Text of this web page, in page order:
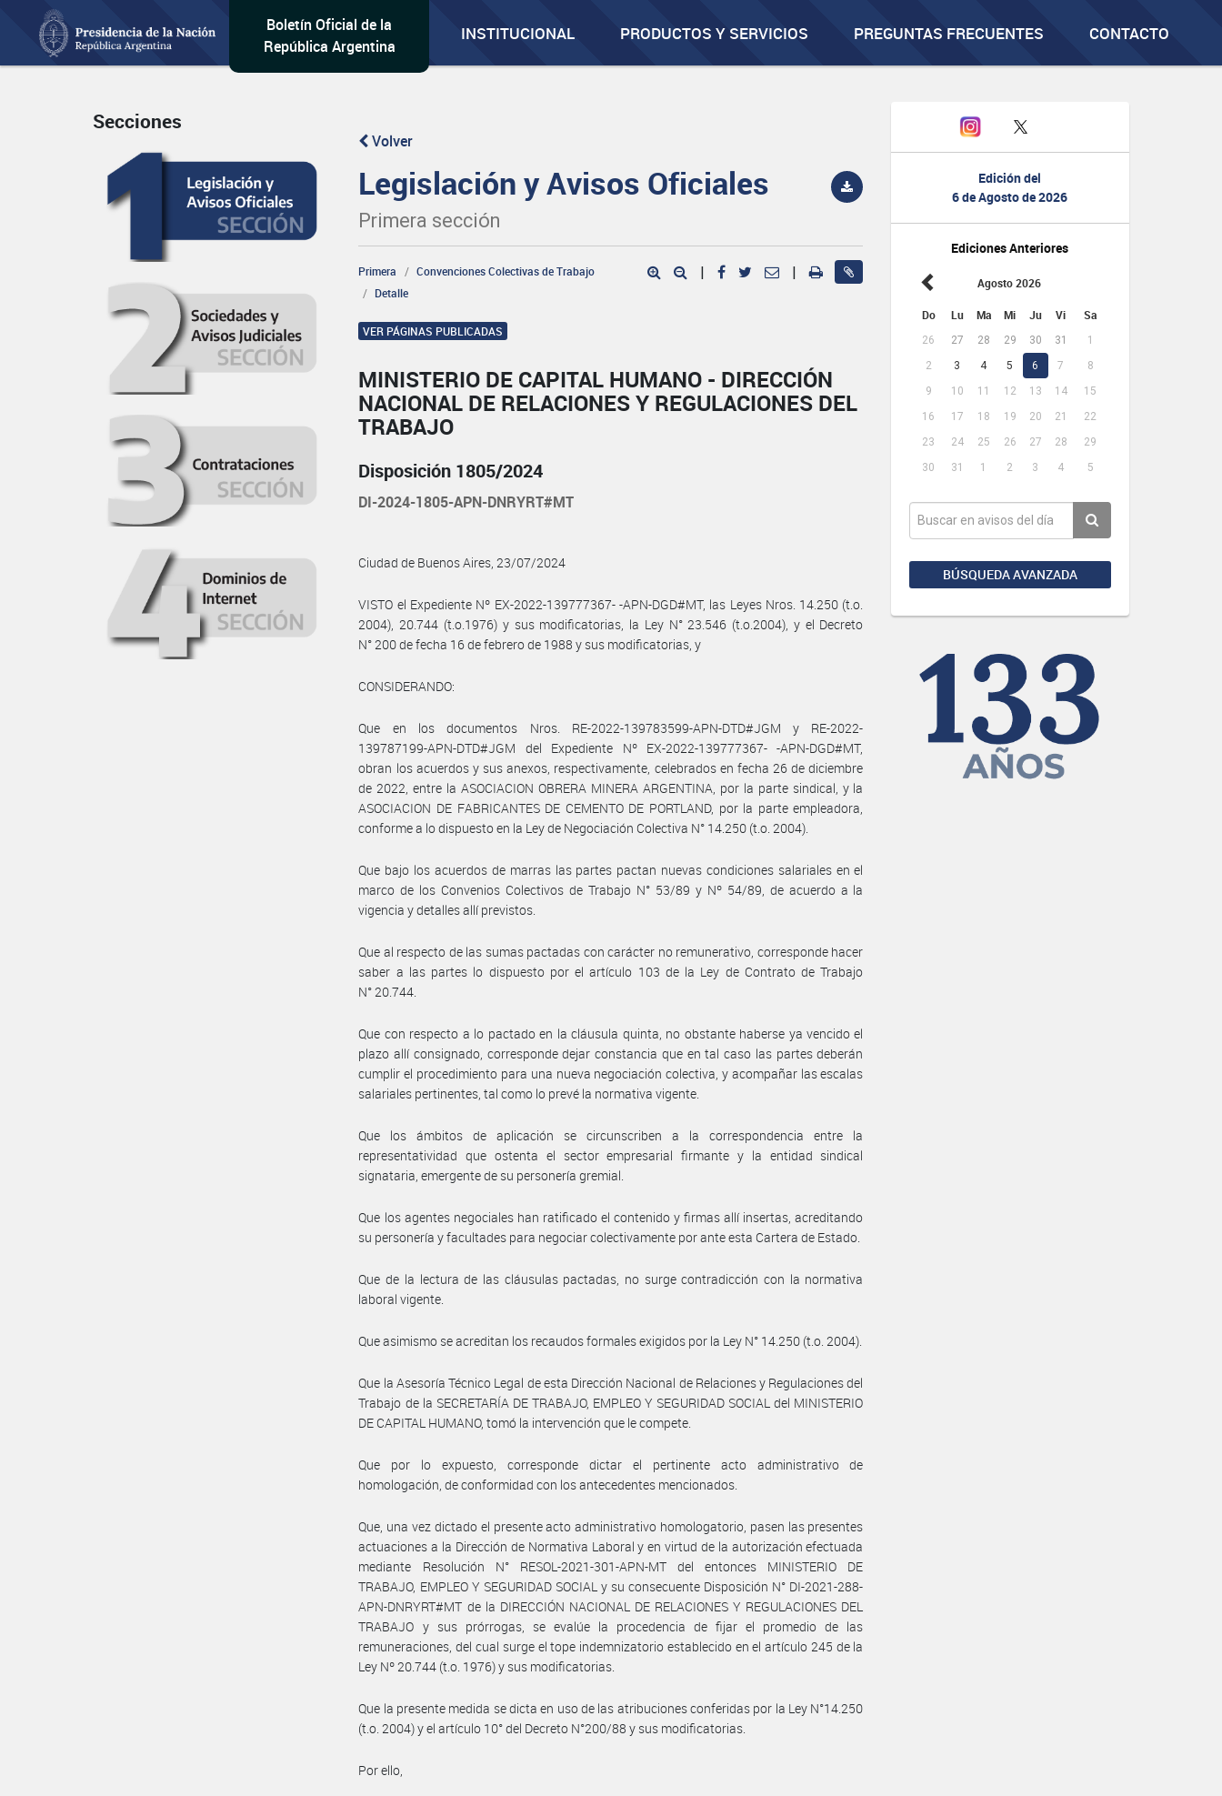
Boletín Oficial de la
República Argentina
INSTITUCIONAL PRODUCTOS Y SERVICIOS PREGUNTAS FRECUENTES CONTACTO
Edición del
6 de Agosto de 2026
Ediciones Anteriores
Agosto 2026
Do Lu Ma Mi Ju Vi Sa
26 27 28 29 30 31
1
2
3 4 5 6 7
8
9
10 11 12 13 14
15
16
17 18 19 20 21
22
23
24 25 26 27 28
29
30
31 1 2 3 4 5
BÚSQUEDA AVANZADA
Secciones
Volver
Legislación y Avisos Oficiales
Primera sección
Primera
Convenciones Colectivas de Trabajo
Detalle
| |
VER PÁGINAS PUBLICADAS
MINISTERIO DE CAPITAL HUMANO - DIRECCIÓN
NACIONAL DE RELACIONES Y REGULACIONES DEL
TRABAJO
Disposición 1805/2024
DI-2024-1805-APN-DNRYRT#MT
Ciudad de Buenos Aires, 23/07/2024
VISTO el Expediente Nº EX-2022-139777367- -APN-DGD#MT, las Leyes Nros. 14.250 (t.o.
2004), 20.744 (t.o.1976) y sus modificatorias, la Ley N° 23.546 (t.o.2004), y el Decreto
N° 200 de fecha 16 de febrero de 1988 y sus modificatorias, y
CONSIDERANDO:
Que en los documentos Nros. RE-2022-139783599-APN-DTD#JGM y RE-2022-
139787199-APN-DTD#JGM del Expediente Nº EX-2022-139777367- -APN-DGD#MT,
obran los acuerdos y sus anexos, respectivamente, celebrados en fecha 26 de diciembre
de 2022, entre la ASOCIACION OBRERA MINERA ARGENTINA, por la parte sindical, y la
ASOCIACION DE FABRICANTES DE CEMENTO DE PORTLAND, por la parte empleadora,
conforme a lo dispuesto en la Ley de Negociación Colectiva N° 14.250 (t.o. 2004).
Que bajo los acuerdos de marras las partes pactan nuevas condiciones salariales en el
marco de los Convenios Colectivos de Trabajo N° 53/89 y Nº 54/89, de acuerdo a la
vigencia y detalles allí previstos.
Que al respecto de las sumas pactadas con carácter no remunerativo, corresponde hacer
saber a las partes lo dispuesto por el artículo 103 de la Ley de Contrato de Trabajo
N° 20.744.
Que con respecto a lo pactado en la cláusula quinta, no obstante haberse ya vencido el
plazo allí consignado, corresponde dejar constancia que en tal caso las partes deberán
cumplir el procedimiento para una nueva negociación colectiva, y acompañar las escalas
salariales pertinentes, tal como lo prevé la normativa vigente.
Que los ámbitos de aplicación se circunscriben a la correspondencia entre la
representatividad que ostenta el sector empresarial firmante y la entidad sindical
signataria, emergente de su personería gremial.
Que los agentes negociales han ratificado el contenido y firmas allí insertas, acreditando
su personería y facultades para negociar colectivamente por ante esta Cartera de Estado.
Que de la lectura de las cláusulas pactadas, no surge contradicción con la normativa
laboral vigente.
Que asimismo se acreditan los recaudos formales exigidos por la Ley N° 14.250 (t.o. 2004).
Que la Asesoría Técnico Legal de esta Dirección Nacional de Relaciones y Regulaciones del
Trabajo de la SECRETARÍA DE TRABAJO, EMPLEO Y SEGURIDAD SOCIAL del MINISTERIO
DE CAPITAL HUMANO, tomó la intervención que le compete.
Que por lo expuesto, corresponde dictar el pertinente acto administrativo de
homologación, de conformidad con los antecedentes mencionados.
Que, una vez dictado el presente acto administrativo homologatorio, pasen las presentes
actuaciones a la Dirección de Normativa Laboral y en virtud de la autorización efectuada
mediante Resolución N° RESOL-2021-301-APN-MT del entonces MINISTERIO DE
TRABAJO, EMPLEO Y SEGURIDAD SOCIAL y su consecuente Disposición N° DI-2021-288-
APN-DNRYRT#MT de la DIRECCIÓN NACIONAL DE RELACIONES Y REGULACIONES DEL
TRABAJO y sus prórrogas, se evalúe la procedencia de fijar el promedio de las
remuneraciones, del cual surge el tope indemnizatorio establecido en el artículo 245 de la
Ley Nº 20.744 (t.o. 1976) y sus modificatorias.
Que la presente medida se dicta en uso de las atribuciones conferidas por la Ley N°14.250
(t.o. 2004) y el artículo 10° del Decreto N°200/88 y sus modificatorias.
Por ello,